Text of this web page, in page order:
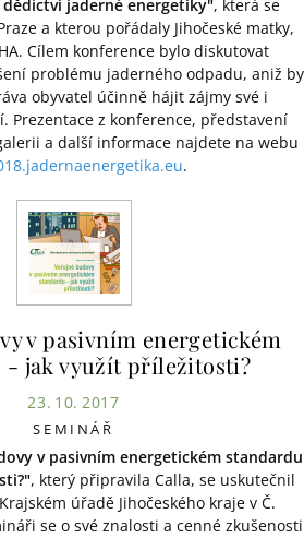
jaderné energetiky", která se
a kterou pořádaly Jihočeské matky,
Cílem konference bylo diskutovat
problému jaderného odpadu, aniž by
obyvatel účinně hájit zájmy své i
Prezentace z konference, představení
a další informace najdete na webu
.
v pasivním energetickém
- jak využít příležitosti?
23. 10. 2017
SEMINÁŘ
v pasivním energetickém standardu
, který připravila Calla, se uskutečnil
úřadě Jihočeského kraje v Č.
se o své znalosti a cenné zkušenosti